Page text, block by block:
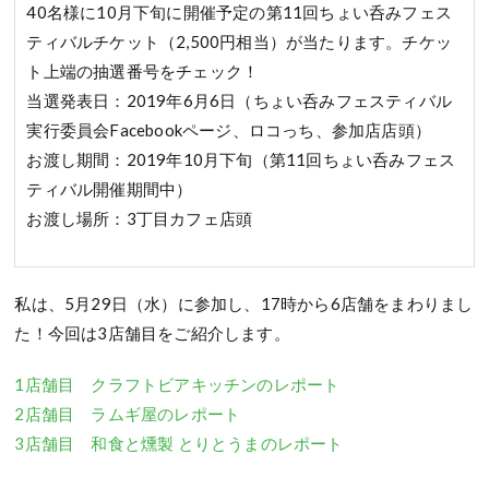
40名様に10月下旬に開催予定の第11回ちょい呑みフェス
ティバルチケット（2,500円相当）が当たります。チケッ
ト上端の抽選番号をチェック！
当選発表日：2019年6月6日（ちょい呑みフェスティバル
実行委員会Facebookページ、ロコっち、参加店店頭）
お渡し期間：2019年10月下旬（第11回ちょい呑みフェス
ティバル開催期間中）
お渡し場所：3丁目カフェ店頭
私は、5月29日（水）に参加し、17時から6店舗をまわりまし
た！今回は3店舗目をご紹介します。
1店舗目 クラフトビアキッチンのレポート
2店舗目 ラムギ屋のレポート
3店舗目 和食と燻製 とりとうまのレポート